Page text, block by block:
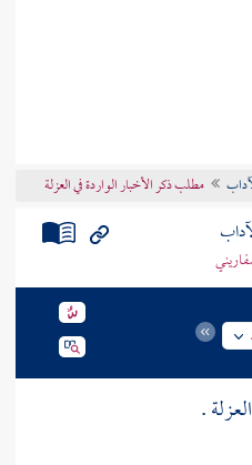
مطلب ذكر الأخبار الواردة في العزلة
.